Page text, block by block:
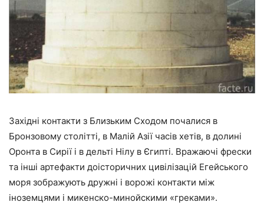
Західні контакти з Близьким Сходом почалися в
Бронзовому столітті, в Малій Азії часів хетів, в долині
Оронта в Сирії і в дельті Нілу в Єгипті. Вражаючі фрески
та інші артефакти доісторичних цивілізацій Егейського
моря зображують дружні і ворожі контакти між
іноземцями і микенско-минойскими «греками».